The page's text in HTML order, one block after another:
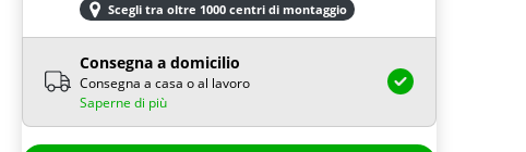
Scegli tra oltre 1000 centri di montaggio
Consegna a domicilio
Consegna a casa o al lavoro
Saperne di più